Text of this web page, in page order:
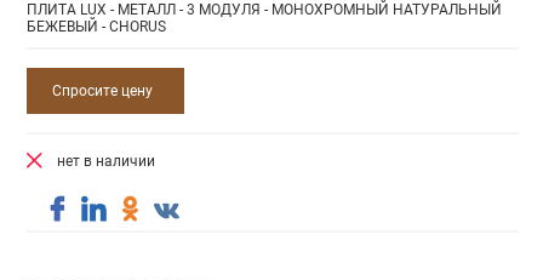
ПЛИТА LUX - МЕТАЛЛ - 3 МОДУЛЯ - МОНОХРОМНЫЙ НАТУРАЛЬНЫЙ
БЕЖЕВЫЙ - CHORUS
Спросите цену
нет в наличии